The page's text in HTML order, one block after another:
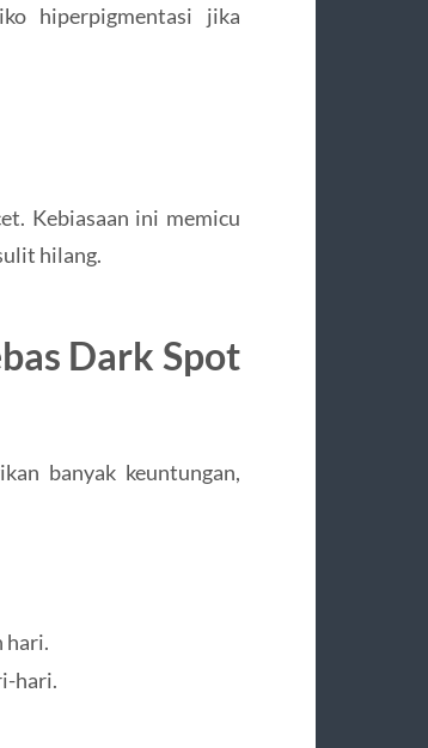
hiperpigmentasi jika
Kebiasaan ini memicu
hilang.
Dark Spot
banyak keuntungan,
hari.
hari.